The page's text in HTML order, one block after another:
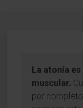
La atonía
muscular.
por